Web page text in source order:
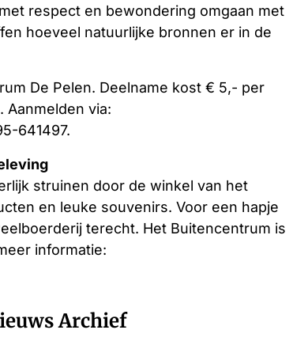
respect en bewondering omgaan met
hoeveel natuurlijke bronnen er in de
De Pelen. Deelname kost € 5,- per
via:
641497.
struinen door de winkel van het
en leuke souvenirs. Voor een hapje
terecht. Het Buitencentrum is
informatie:
Archief